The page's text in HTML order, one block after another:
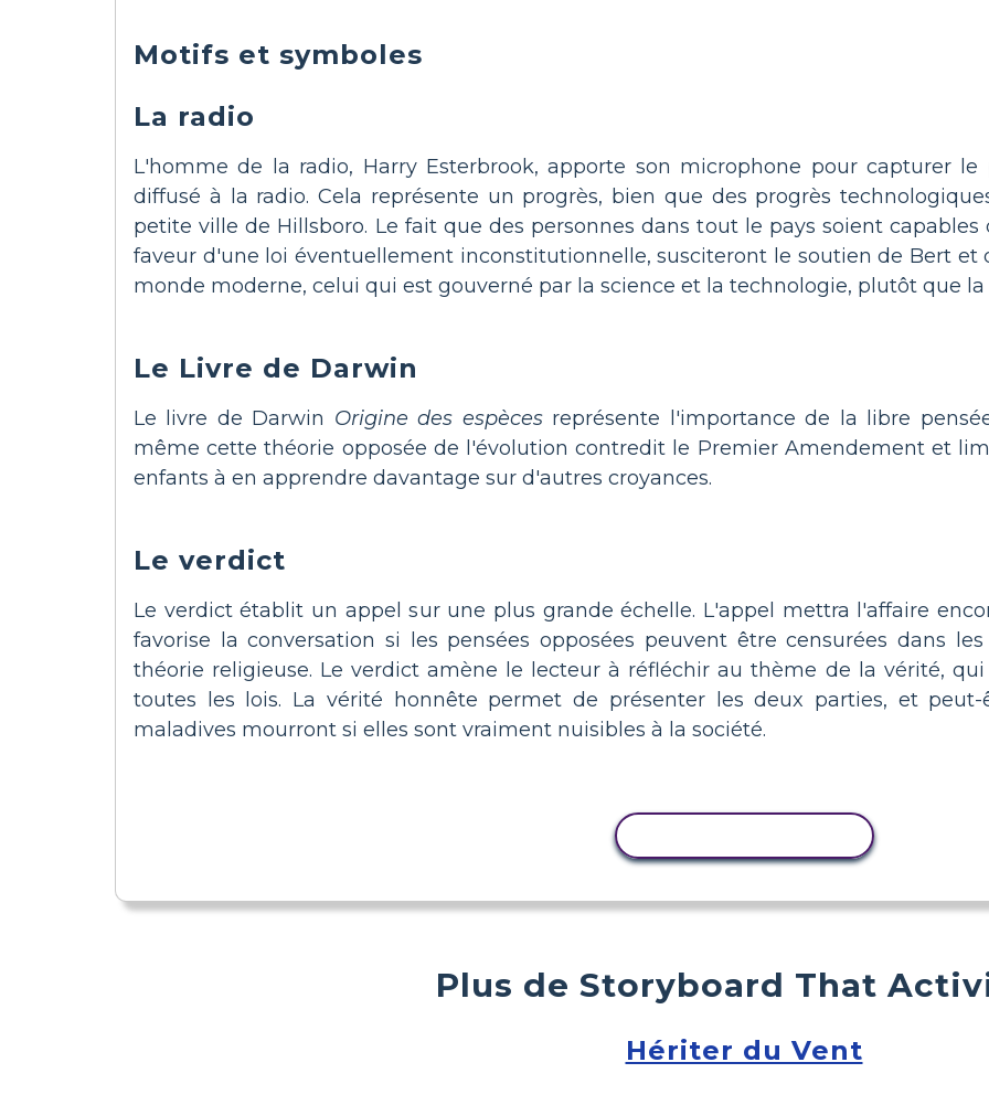
Motifs et symboles
La radio
L'homme de la radio, Harry Esterbrook, apporte son microphone pour capturer
diffusé à la radio. Cela représente un progrès, bien que des progrès
petite ville de Hillsboro. Le fait que des personnes dans tout le pays soient
faveur d'une loi éventuellement inconstitutionnelle, susciteront le soutien de Bert et
monde moderne, celui qui est gouverné par la science et la technologie, plutôt que
Le Livre de Darwin
Le livre de Darwin Origine des espècesreprésente l'importance de la libre
même cette théorie opposée de l'évolution contredit le Premier Amendement et
enfants à en apprendre davantage sur d'autres croyances.
Le verdict
Le verdict établit un appel sur une plus grande échelle. L'appel mettra l'affaire
favorise la conversation si les pensées opposées peuvent être censurées dans
théorie religieuse. Le verdict amène le lecteur à réfléchir au thème de la vérité,
toutes les lois. La vérité honnête permet de présenter les deux parties, et
maladives mourront si elles sont vraiment nuisibles à la société.
Plus de Storyboard That
Hériter du Vent